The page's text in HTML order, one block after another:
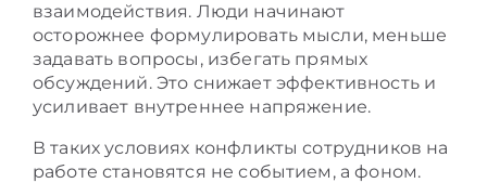
взаимодействия. Люди начинают
осторожнее формулировать мысли, меньше
задавать вопросы, избегать прямых
обсуждений. Это снижает эффективность и
усиливает внутреннее напряжение.
В таких условиях конфликты сотрудников на
работе становятся не событием, а фоном.